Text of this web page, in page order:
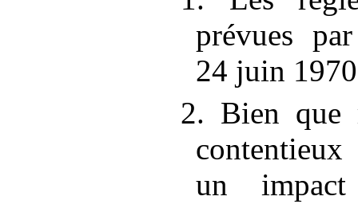
prévues
24 juin 1970
2. Bien que
un